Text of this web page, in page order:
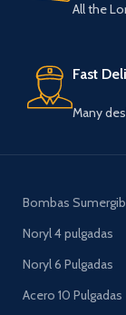
All the
Fast
Many
Bombas
Noryl 4 pulgadas
Noryl 6 Pulgadas
Acero 10 Pulgadas